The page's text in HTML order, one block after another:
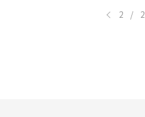
< 2 / 2